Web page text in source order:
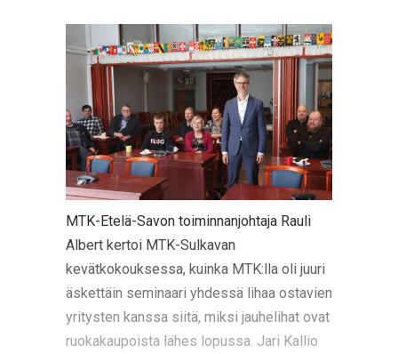
MTK-Etelä-Savon toiminnanjohtaja Rauli
Albert kertoi MTK-Sulkavan
kevätkokouksessa, kuinka MTK:lla oli juuri
äskettäin seminaari yhdessä lihaa ostavien
yritysten kanssa siitä, miksi jauhelihat ovat
ruokakaupoista lähes lopussa. Jari Kallio